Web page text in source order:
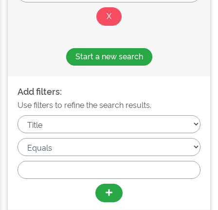
Start a new search
Add filters:
Use filters to refine the search results.